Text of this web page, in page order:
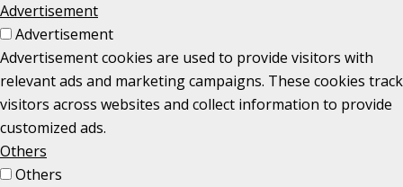
Advertisement
Advertisement
Advertisement cookies are used to provide visitors with
relevant ads and marketing campaigns. These cookies track
visitors across websites and collect information to provide
customized ads.
Others
Others